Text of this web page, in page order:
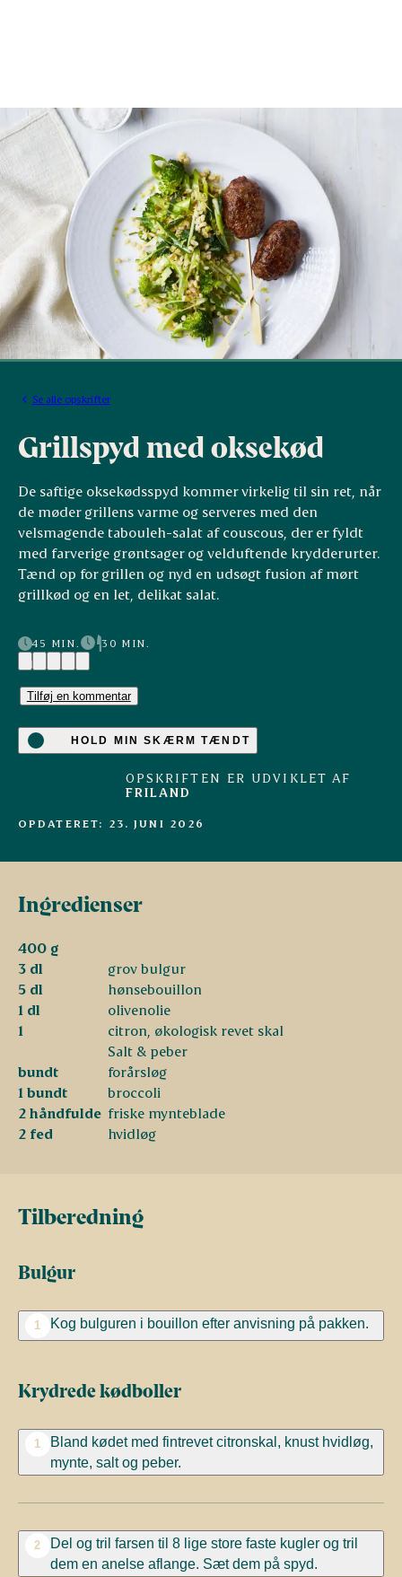
Se alle opskrifter
Grillspyd med oksekød
De saftige oksekødsspyd kommer virkelig til sin ret, når
de møder grillens varme og serveres med den
velsmagende tabouleh-salat af couscous, der er fyldt
med farverige grøntsager og velduftende krydderurter.
Tænd op for grillen og nyd en udsøgt fusion af mørt
grillkød og en let, delikat salat.
45 MIN.
30 MIN.
(1)
Tilføj en kommentar
HOLD MIN SKÆRM TÆNDT
OPSKRIFTEN ER UDVIKLET AF
FRILAND
OPDATERET: 23. JUNI 2026
Ingredienser
400 g
3 dl
grov bulgur
5 dl
hønsebouillon
1 dl
olivenolie
1
citron, økologisk revet skal
Salt & peber
bundt
forårsløg
1 bundt
broccoli
2 håndfulde friske mynteblade
2 fed
hvidløg
Tilberedning
Bulgur
1 Kog bulguren i bouillon efter anvisning på pakken.
Krydrede kødboller
1
Bland kødet med fintrevet citronskal, knust hvidløg,
mynte, salt og peber.
2
Del og tril farsen til 8 lige store faste kugler og tril
dem en anelse aflange. Sæt dem på spyd.